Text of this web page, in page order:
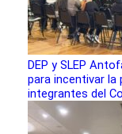
DEP y SLEP
para incentivar la
integrantes del